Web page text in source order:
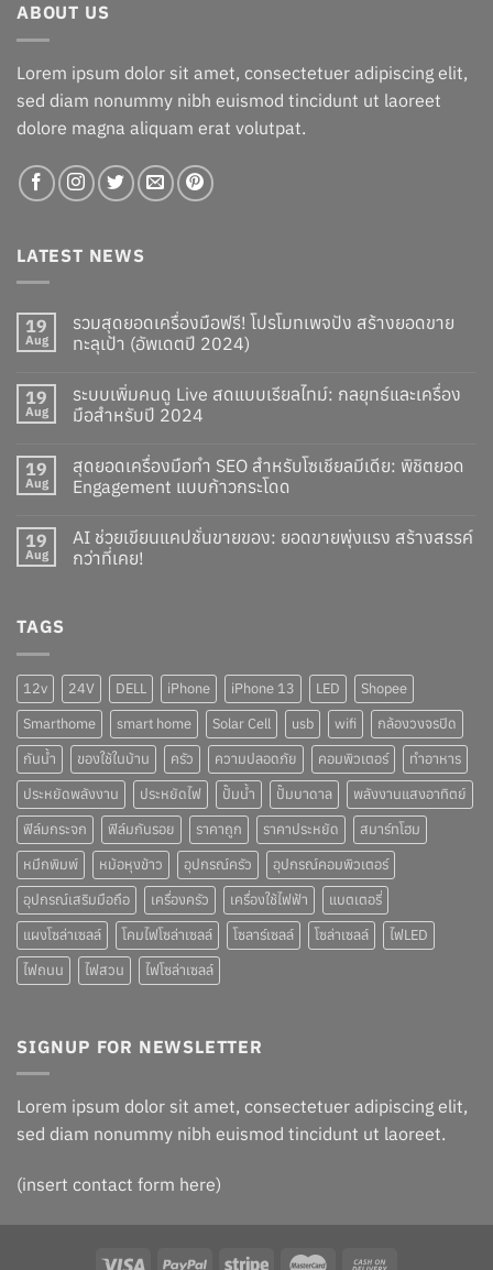
ABOUT US
Lorem ipsum dolor sit amet, consectetuer adipiscing elit,
sed diam nonummy nibh euismod tincidunt ut laoreet
dolore magna aliquam erat volutpat.
LATEST NEWS
19
Aug
รวมสุดยอดเครื่องมือฟรี! โปรโมทเพจปัง สร้างยอดขาย
ทะลุเป้า (อัพเดตปี 2024)
19
Aug
ระบบเพิ่มคนดู Live สดแบบเรียลไทม์: กลยุทธ์และเครื่อง
มือสำหรับปี 2024
19
Aug
สุดยอดเครื่องมือทำ SEO สำหรับโซเชียลมีเดีย: พิชิตยอด
Engagement แบบก้าวกระโดด
19
Aug
AI ช่วยเขียนแคปชั่นขายของ: ยอดขายพุ่งแรง สร้างสรรค์
กว่าที่เคย!
TAGS
12v 24V DELL iPhone iPhone 13 LED
Shopee
Smarthome
smart home Solar Cell usb wifi
กล้องวงจรปิด
กันน้ำ
ของใช้ในบ้าน ครัว ความปลอดภัย คอมพิวเตอร์
ทำอาหาร
ประหยัดพลังงาน
ประหยัดไฟ ปั๊มน้ำ ปั๊มบาดาล
พลังงานแสงอาทิตย์
ฟิล์มกระจก
ฟิล์มกันรอย ราคาถูก ราคาประหยัด
สมาร์ทโฮม
หมึกพิมพ์
หม้อหุงข้าว อุปกรณ์ครัว
อุปกรณ์คอมพิวเตอร์
อุปกรณ์เสริมมือถือ
เครื่องครัว เครื่องใช้ไฟฟ้า
แบตเตอรี่
แผงโซล่าเซลล์
โคมไฟโซล่าเซลล์ โซลาร์เซลล์ โซล่าเซลล์
ไฟLED
ไฟถนน
ไฟสวน ไฟโซล่าเซลล์
SIGNUP FOR NEWSLETTER
Lorem ipsum dolor sit amet, consectetuer adipiscing elit,
sed diam nonummy nibh euismod tincidunt ut laoreet.
(insert contact form here)